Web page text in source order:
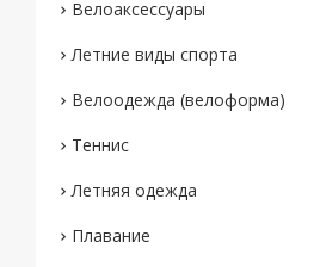
Велоаксессуары
Летние виды спорта
Велоодежда (велоформа)
Теннис
Летняя одежда
Плавание